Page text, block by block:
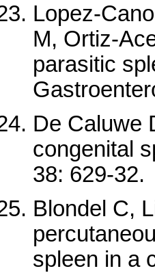
Lopez-
M, Ortiz-
parasitic
De Caluwe
congenital
38: 629-32.
Blondel C,
spleen in a